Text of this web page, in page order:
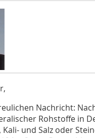
Nachricht:
Rohstoffe in
und Salz oder